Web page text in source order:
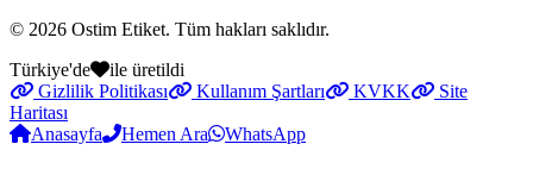
© 2026 Ostim Etiket. Tüm hakları saklıdır.
Türkiye'de
ile üretildi
Gizlilik Politikası
Kullanım Şartları KVKK
Site
Haritası
Anasayfa
Hemen Ara WhatsApp